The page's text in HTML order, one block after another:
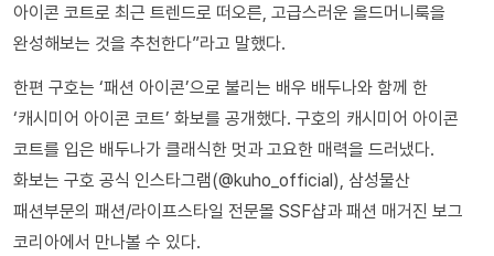
아이콘 코트로 최근 트렌드로 떠오른, 고급스러운 올드머니룩을
완성해보는 것을 추천한다”라고 말했다.
한편 구호는 ‘패션 아이콘’으로 불리는 배우 배두나와 함께 한
‘캐시미어 아이콘 코트’ 화보를 공개했다. 구호의 캐시미어 아이콘
코트를 입은 배두나가 클래식한 멋과 고요한 매력을 드러냈다.
화보는 구호 공식 인스타그램(@kuho_official), 삼성물산
패션부문의 패션/라이프스타일 전문몰 SSF샵과 패션 매거진 보그
코리아에서 만나볼 수 있다.